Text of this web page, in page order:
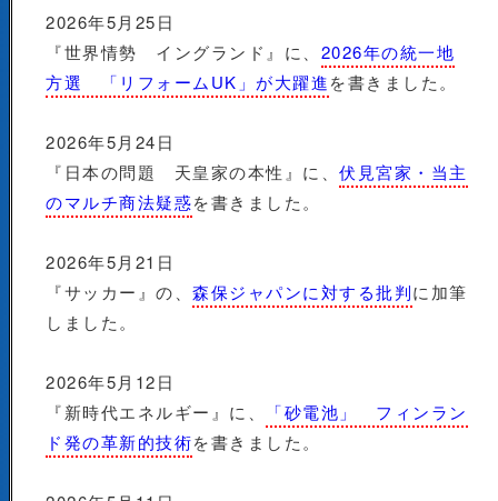
2026年5月25日
『世界情勢 イングランド』に、 2026年の統一地
方選 「リフォームUK」が大躍進を書きました。
2026年5月24日
『日本の問題 天皇家の本性』に、 伏見宮家・当主
のマルチ商法疑惑を書きました。
2026年5月21日
『サッカー』の、 森保ジャパンに対する批判に加筆
しました。
2026年5月12日
『新時代エネルギー』に、
「砂電池」 フィンラン
ド発の革新的技術を書きました。